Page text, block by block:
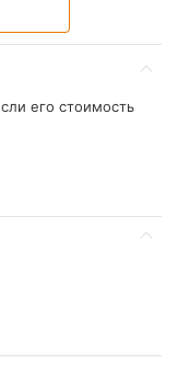
его стоимость